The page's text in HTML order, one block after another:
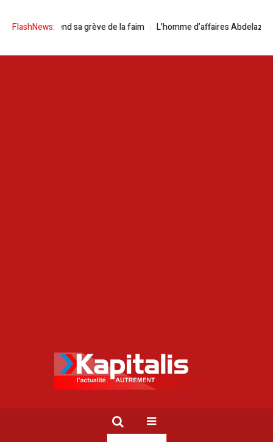
FlashNews:
suspend sa grève de la faim L’homme d’affaires Abdelaziz